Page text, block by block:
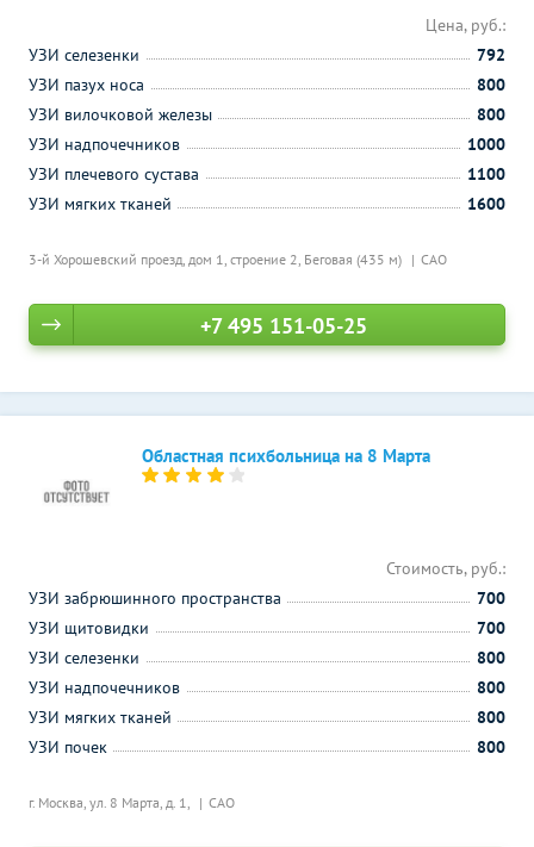
3-й Хорошевский проезд, дом 1, строение 2, Беговая (435 м) САО
Цена, руб.:
УЗИ селезенки
792
УЗИ пазух носа
800
УЗИ вилочковой железы
800
УЗИ надпочечников
1000
УЗИ плечевого сустава
1100
УЗИ мягких тканей
1600
+7 495 151-05-25
Областная психбольница на 8 Марта
г. Москва, ул. 8 Марта, д. 1, САО
Стоимость, руб.:
УЗИ забрюшинного пространства
700
УЗИ щитовидки
700
УЗИ селезенки
800
УЗИ надпочечников
800
УЗИ мягких тканей
800
УЗИ почек
800